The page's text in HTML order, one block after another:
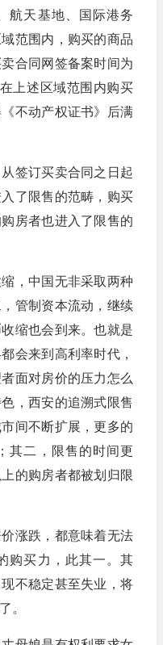
航天基地、国际港务
范围内，购买的商品
合同网签备案时间为
上述区域范围内购买
不动产权证书》后满
签订买卖合同之日起
了限售的范畴，购买
房者也进入了限售的
，中国无非采取两种
管制资本流动，继续
缩也会到来。也就是
会来到高利率时代，
面对房价的压力怎么
，西安的追溯式限售
间不断扩展，更多的
其二，限售的时间更
的购房者都被划归限
涨跌，都意味着无法
购买力，此其一。其
不稳定甚至失业，将
。